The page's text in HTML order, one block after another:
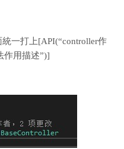
一打上[API(“controller作
作用描述”)]